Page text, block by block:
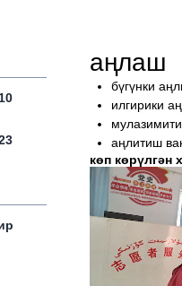
аңлаш
бүгүнки
илгирики
мулазимити
аңлитиш
көп көрүлгән